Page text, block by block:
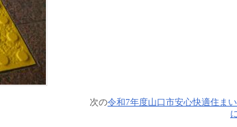
次の令和7年度山口市安心快適住ま